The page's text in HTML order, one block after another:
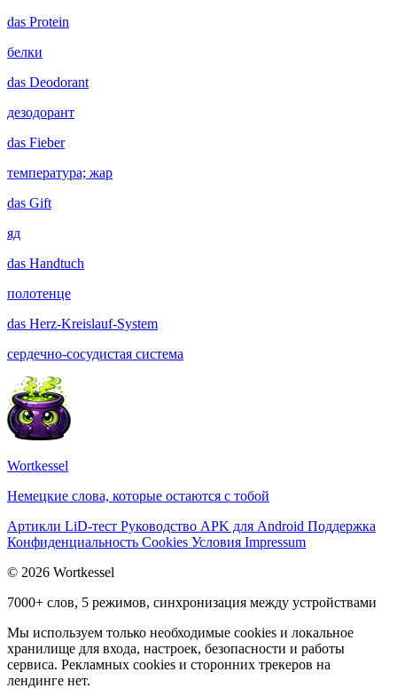
das Protein
белки
das Deodorant
дезодорант
das Fieber
температура; жар
das Gift
яд
das Handtuch
полотенце
das Herz-Kreislauf-System
сердечно-сосудистая система
Wortkessel
Немецкие слова, которые остаются с тобой
Артикли LiD-тест Руководство APK для Android Поддержка
Конфиденциальность Cookies Условия Impressum
© 2026 Wortkessel
7000+ слов, 5 режимов, синхронизация между устройствами
Мы используем только необходимые cookies и локальное
хранилище для входа, настроек, безопасности и работы
сервиса. Рекламных cookies и сторонних трекеров на
лендинге нет.